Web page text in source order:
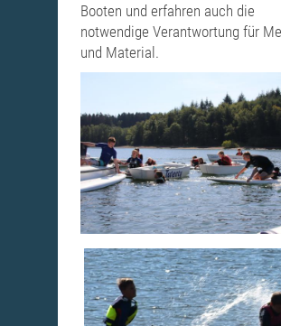
Booten und erfahren auch die
notwendige Verantwortung für
und Material.